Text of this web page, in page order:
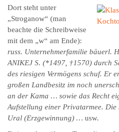
Dort steht unter
„Stroganow“ (man
beachte die Schreibweise
mit dem „w“ am Ende):
russ. Unternehmerfamilie bäuerl.
ANIKEJ S. (*1497, †1570) durch
des riesigen Vermögens schuf. Er
großen Landbesitz im noch
an der Kama … sowie das Recht
Aufstellung einer Privatarmee. Die
Ural (Erzgewinnung) … usw.